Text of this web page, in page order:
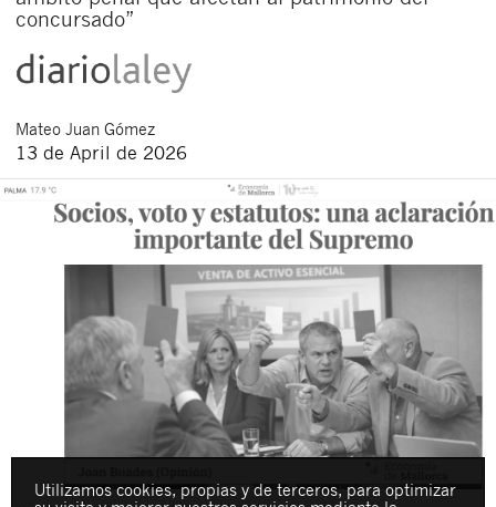
concursado”
Mateo Juan Gómez
13 de April de 2026
Utilizamos cookies, propias y de terceros, para optimizar